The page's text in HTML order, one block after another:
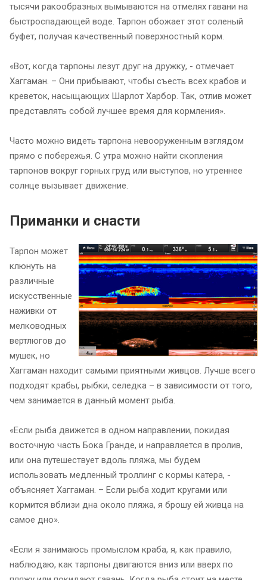
тысячи ракообразных вымываются на отмелях гавани на
быстроспадающей воде. Тарпон обожает этот соленый
буфет, получая качественный поверхностный корм.
«Вот, когда тарпоны лезут друг на дружку, - отмечает
Хаггаман. – Они прибывают, чтобы съесть всех крабов и
креветок, насыщающих Шарлот Харбор. Так, отлив может
представлять собой лучшее время для кормления».
Часто можно видеть тарпона невооруженным взглядом
прямо с побережья. С утра можно найти скопления
тарпонов вокруг горных груд или выступов, но утреннее
солнце вызывает движение.
Приманки и снасти
Тарпон может
клюнуть на
различные
искусственные
наживки от
мелководных
вертлюгов до
мушек, но
Хаггаман находит самыми приятными живцов. Лучше всего
подходят крабы, рыбки, селедка – в зависимости от того,
чем занимается в данный момент рыба.
«Если рыба движется в одном направлении, покидая
восточную часть Бока Гранде, и направляется в пролив,
или она путешествует вдоль пляжа, мы будем
использовать медленный троллинг с кормы катера, -
объясняет Хаггаман. – Если рыба ходит кругами или
кормится вблизи дна около пляжа, я брошу ей живца на
самое дно».
«Если я занимаюсь промыслом краба, я, как правило,
наблюдаю, как тарпоны двигаются вниз или вверх по